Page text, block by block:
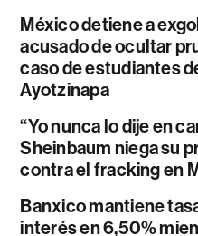
México detiene a
acusado de ocultar
caso de estudiantes
Ayotzinapa
“Yo nunca lo dije en
Sheinbaum niega su
contra el fracking en
Banxico mantiene
interés en 6,50%